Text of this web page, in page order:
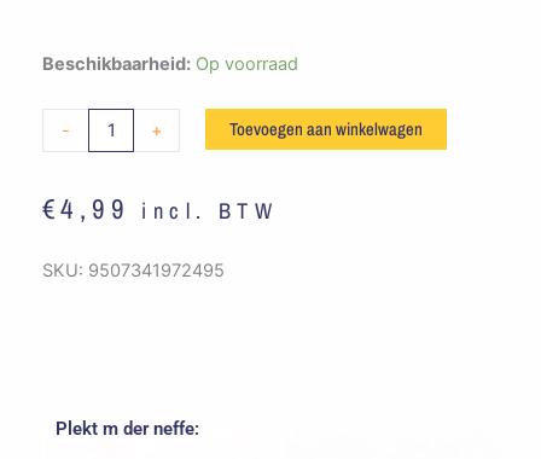
Beschikbaarheid: Op voorraad
-
Embleem
aantal
+ Toevoegen aan winkelwagen
€4,99 incl. BTW
SKU: 9507341972495
Plekt m der neffe: